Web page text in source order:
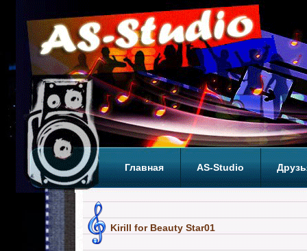
Главная AS-Studio
Kirill for Beauty Star01